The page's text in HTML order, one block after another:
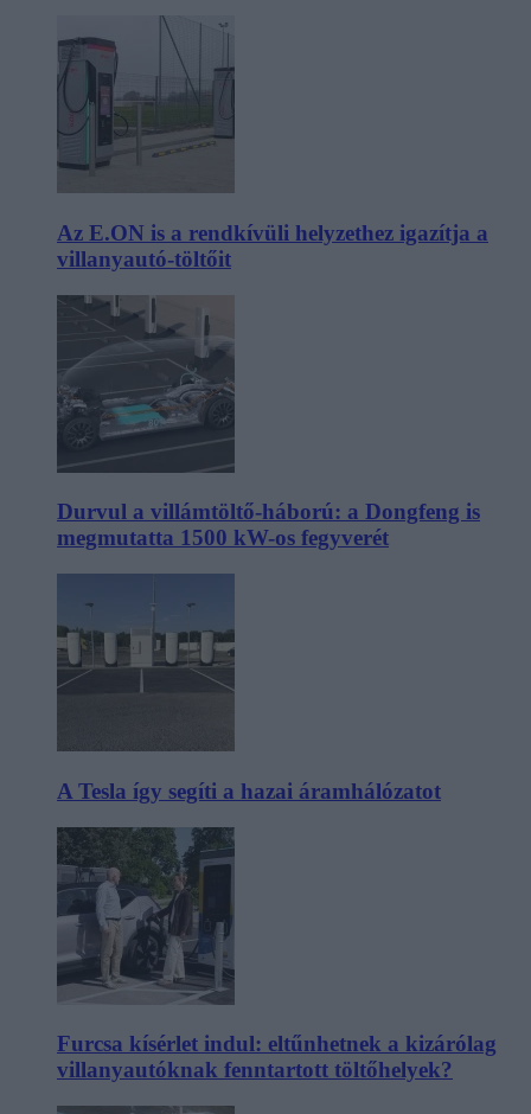
Az E.ON is a rendkívüli helyzethez igazítja a
villanyautó-töltőit
Durvul a villámtöltő-háború: a Dongfeng is
megmutatta 1500 kW-os fegyverét
A Tesla így segíti a hazai áramhálózatot
Furcsa kísérlet indul: eltűnhetnek a kizárólag
villanyautóknak fenntartott töltőhelyek?